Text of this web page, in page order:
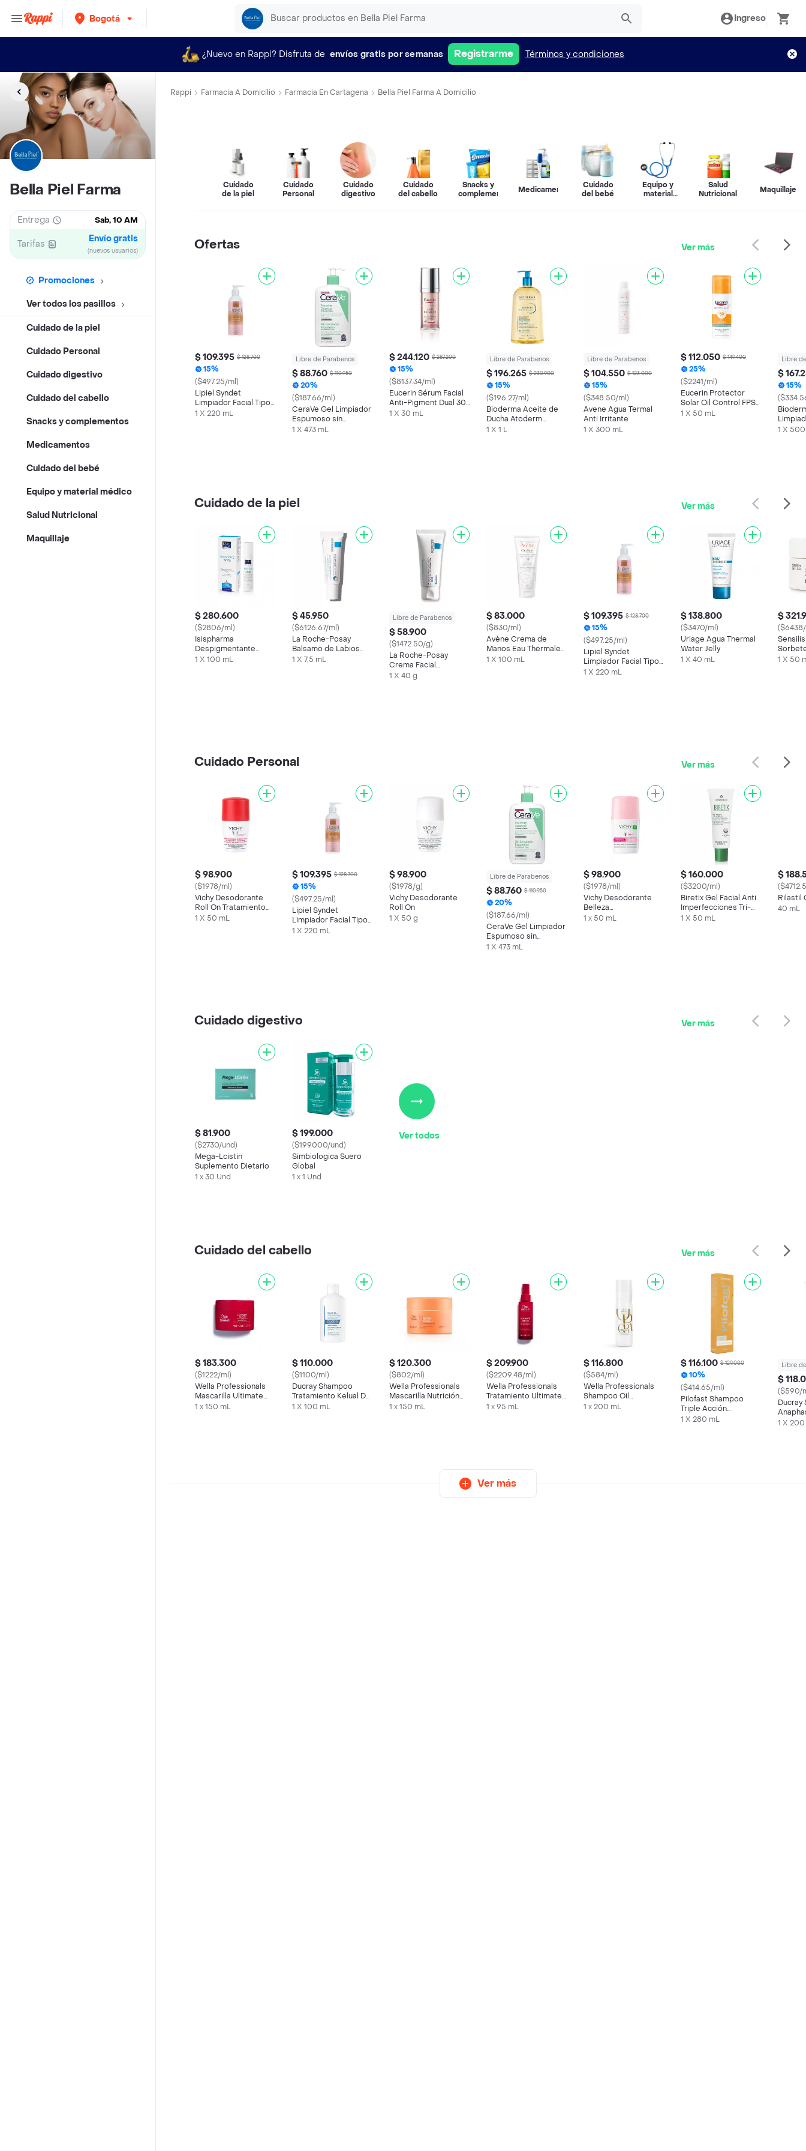
Bogotá Ingreso
¿Nuevo en Rappi? Disfruta de envíos gratis por semanas Registrarme Términos y condiciones
Bella Piel Farma
Entrega Sab, 10 AM
Tarifas Envío gratis
(nuevos usuarios)
Promociones
Ver todos los pasillos
Cuidado de la piel
Cuidado Personal
Cuidado digestivo
Cuidado del cabello
Snacks y complementos
Medicamentos
Cuidado del bebé
Equipo y material médico
Salud Nutricional
Maquillaje
Rappi Farmacia A Domicilio Farmacia En Cartagena Bella Piel Farma A Domicilio
Cuidado
de la piel
Cuidado
Personal
Cuidado
digestivo
Cuidado
del cabello
Snacks y
complementos
Medicamentos
Cuidado
del bebé
Equipo y
material
Salud
Nutricional
Maquillaje
Ofertas Ver más
$ 109.395 $ 128.700
15%
($497.25/ml)
Lipiel Syndet
Limpiador Facial Tipo
Crema
1 X 220 mL
Libre de Parabenos
$ 88.760 $ 110.950
20%
($187.66/ml)
CeraVe Gel Limpiador
Espumoso sin
Perfume Piel Normal a
1 X 473 mL
$ 244.120 $ 287.200
15%
($8137.34/ml)
Eucerin Sérum Facial
Anti-Pigment Dual 30
mL
1 X 30 mL
Libre de Parabenos
$ 196.265 $ 230.900
15%
($196.27/ml)
Bioderma Aceite de
Ducha Atoderm
Ultranutritivo
1 X 1 L
Libre de Parabenos
$ 104.550 $ 123.000
15%
($348.50/ml)
Avene Agua Termal
Anti Irritante
1 X 300 mL
$ 112.050 $ 149.400
25%
($2241/ml)
Eucerin Protector
Solar Oil Control FPS
50 + Toque Seco
1 X 50 mL
Libre
$
15%
1 X
Cuidado de la piel Ver más
$ 280.600
($2806/ml)
Isispharma
Despigmentante
Bodytone White
1 X 100 mL
$ 45.950
($6126.67/ml)
La Roche-Posay
Balsamo de Labios
Cicaplast Levres
1 X 7,5 mL
Libre de Parabenos
$ 58.900
($1472.50/g)
La Roche-Posay
Crema Facial
Cicaplast Baume B5 +
1 X 40 g
$ 83.000
($830/ml)
Avène Crema de
Manos Eau Thermale
Cicalfate Repara y
1 X 100 mL
$ 109.395 $ 128.700
15%
($497.25/ml)
Lipiel Syndet
Limpiador Facial Tipo
Crema
1 X 220 mL
$ 138.800
($3470/ml)
Uriage Agua Thermal
Water Jelly
1 X 40 mL
$
1 X 50
Cuidado Personal Ver más
$ 98.900
($1978/ml)
Vichy Desodorante
Roll On Tratamiento
Resistente al Estrés
1 X 50 mL
$ 109.395 $ 128.700
15%
($497.25/ml)
Lipiel Syndet
Limpiador Facial Tipo
Crema
1 X 220 mL
$ 98.900
($1978/g)
Vichy Desodorante
Roll On
1 X 50 g
Libre de Parabenos
$ 88.760 $ 110.950
20%
($187.66/ml)
CeraVe Gel Limpiador
Espumoso sin
Perfume Piel Normal a
1 X 473 mL
$ 98.900
($1978/ml)
Vichy Desodorante
Belleza
Antitranspirante 48
1 x 50 mL
$ 160.000
($3200/ml)
Biretix Gel Facial Anti
Imperfecciones Tri-
Active
1 X 50 mL
$
Rilastil
40 mL
Cuidado digestivo Ver más
$ 81.900
($2730/und)
Mega-Lcistin
Suplemento Dietario
1 x 30 Und
$ 199.000
($199000/und)
Simbiologica Suero
Global
1 x 1 Und
Ver todos
Cuidado del cabello Ver más
$ 183.300
($1222/ml)
Wella Professionals
Mascarilla Ultimate
Repair
1 x 150 mL
$ 110.000
($1100/ml)
Ducray Shampoo
Tratamiento Kelual Ds
Anticaspa
1 X 100 mL
$ 120.300
($802/ml)
Wella Professionals
Mascarilla Nutrición
Invigo Nutrienrich
1 x 150 mL
$ 209.900
($2209.48/ml)
Wella Professionals
Tratamiento Ultimate
Repair Miracle Hair
1 x 95 mL
$ 116.800
($584/ml)
Wella Professionals
Shampoo Oil
Reflections
1 x 200 mL
$ 116.100 $ 129.000
10%
($414.65/ml)
Pilofast Shampoo
Triple Acción
Anticaspa Anticaída
1 X 280 mL
Libre
$
($590/
Ducray
1 X
Ver más